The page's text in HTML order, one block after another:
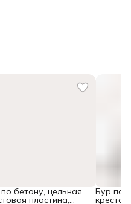
бетону, цельная
пластина,
Бур по